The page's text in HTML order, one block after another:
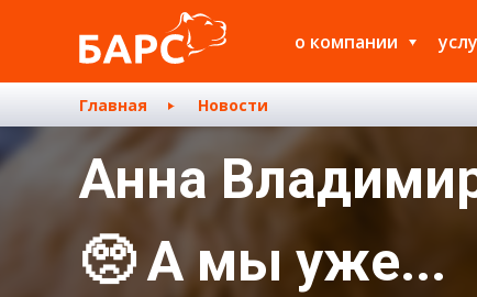
о компании
Главная Новости
Анна
🥺 А мы уже...